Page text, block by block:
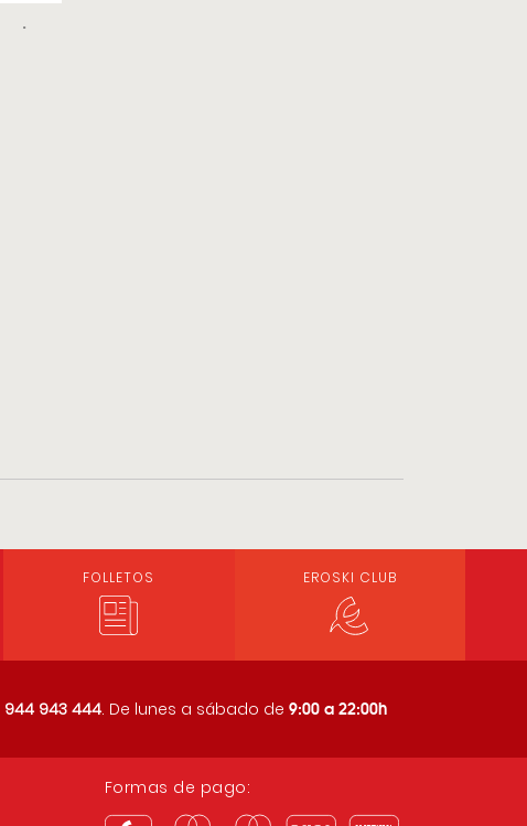
FOLLETOS EROSKI CLUB
944 943 444. De lunes a sábado de 9:00 a 22:00h
Formas de pago: